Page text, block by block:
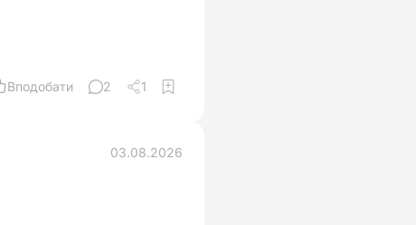
Вподобати 2 1
03.08.2026